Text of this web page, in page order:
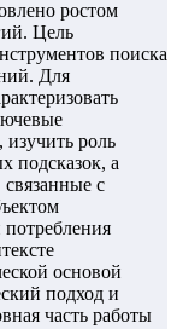
ростом
Цель
поиска
Для
роль
подсказок, а
с
основой
подход и
часть работы